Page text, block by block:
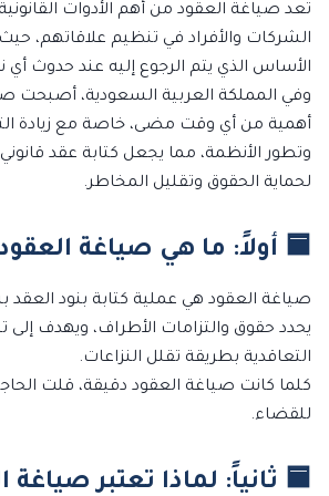
تعد صياغة العقود من أهم الأدوات
الشركات والأفراد في تنظيم علاقاتهم،
الأساس الذي يتم الرجوع إليه عند حدوث أي
وفي المملكة العربية السعودية، أصبحت
أهمية من أي وقت مضى، خاصة مع زيادة
وتطور الأنظمة، مما يجعل كتابة عقد
لحماية الحقوق وتقليل المخاطر.
🟦 أولاً: ما هي صياغة
صياغة العقود هي عملية كتابة بنود
يحدد حقوق والتزامات الأطراف، ويهدف إلى
التعاقدية بطريقة تقلل النزاعات.
كلما كانت صياغة العقود دقيقة، قلت
للقضاء.
🟦 ثانياً: لماذا تعتبر صياغة